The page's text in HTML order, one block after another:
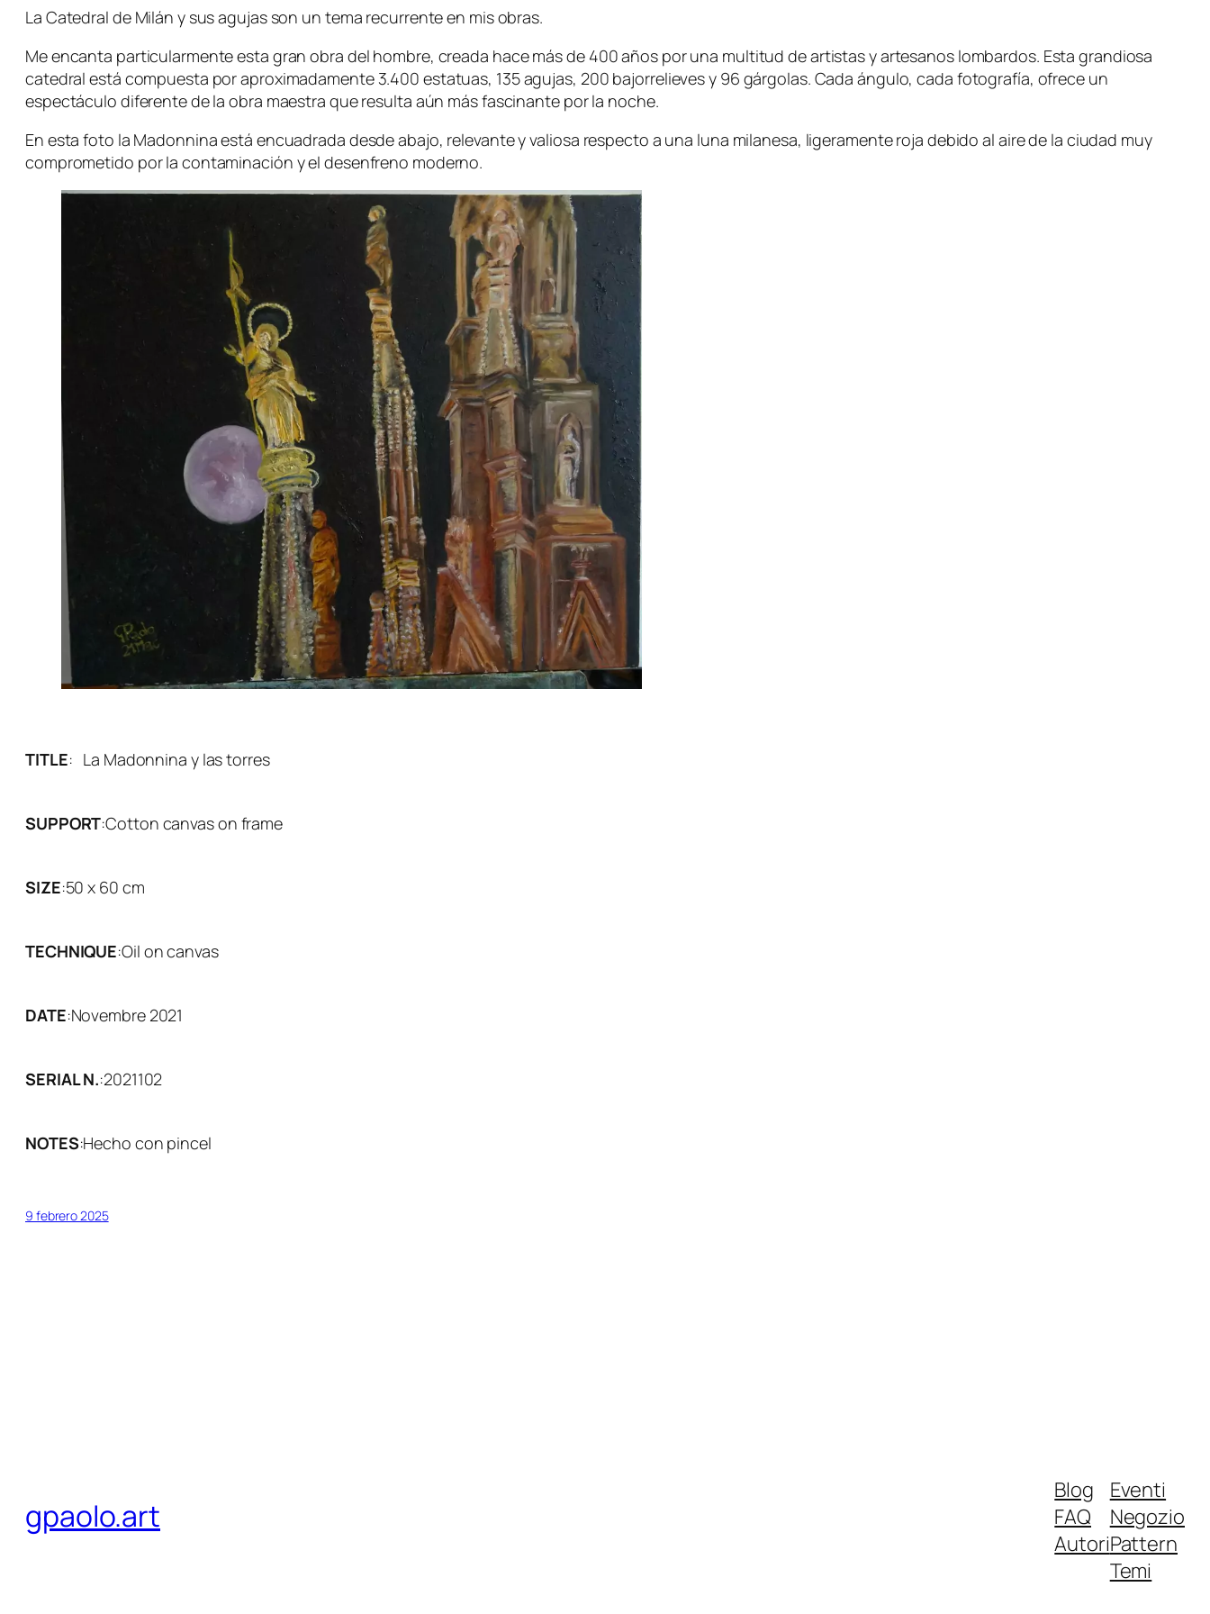
La Catedral de Milán y sus agujas son un tema recurrente en mis obras.
Me encanta particularmente esta gran obra del hombre, creada hace más de 400 años por una multitud de artistas y artesanos lombardos. Esta grandiosa
catedral está compuesta por aproximadamente 3.400 estatuas, 135 agujas, 200 bajorrelieves y 96 gárgolas. Cada ángulo, cada fotografía, ofrece un
espectáculo diferente de la obra maestra que resulta aún más fascinante por la noche.
En esta foto la Madonnina está encuadrada desde abajo, relevante y valiosa respecto a una luna milanesa, ligeramente roja debido al aire de la ciudad muy
comprometido por la contaminación y el desenfreno moderno.
TITLE: La Madonnina y las torres
SUPPORT:Cotton canvas on frame
SIZE:50 x 60 cm
TECHNIQUE:Oil on canvas
DATE:Novembre 2021
SERIAL N.:2021102
NOTES:Hecho con pincel
9 febrero 2025
gpaolo.art
Blog
FAQ
Autori
Eventi
Negozio
Pattern
Temi